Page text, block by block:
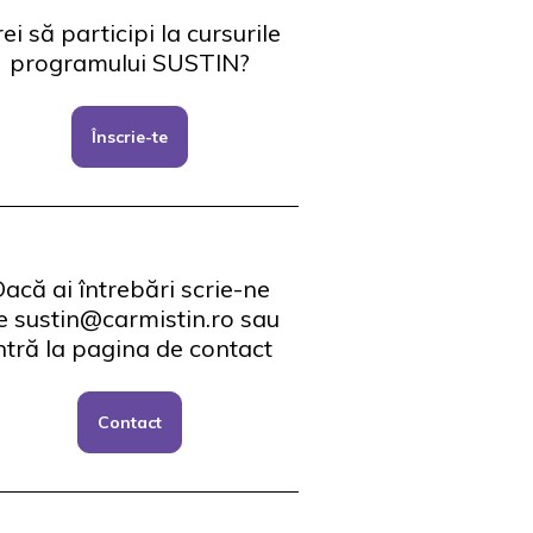
să participi la cursurile
programului SUSTIN?
Înscrie-te
ai întrebări scrie-ne
sustin@carmistin.ro sau
la pagina de contact
Contact